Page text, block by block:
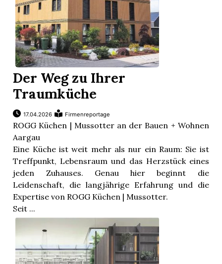
Der Weg zu Ihrer
Traumküche
17.04.2026 Firmenreportage
ROGG Küchen | Mussotter an der Bauen + Wohnen
Aargau
Eine Küche ist weit mehr als nur ein Raum: Sie ist
Treffpunkt, Lebensraum und das Herzstück eines
jeden Zuhauses. Genau hier beginnt die
Leidenschaft, die langjährige Erfahrung und die
Expertise von ROGG Küchen | Mussotter.
Seit ...